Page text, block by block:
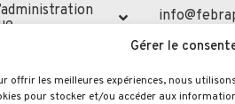
Gérer le
offrir les meilleures expériences, nous
pour stocker et/ou accéder aux
particuliers